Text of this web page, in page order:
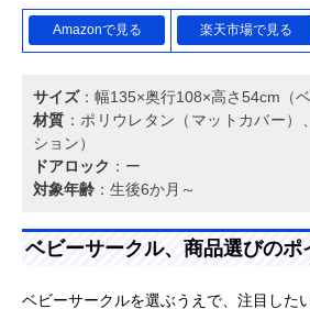
Amazonで見る 楽天市場で見る
サイズ：幅135×奥行108×高さ54cm（ベ
材質 ：ポリウレタン（マットカバー）
ション）
ドアロック ：ー
対象年齢 ：生後6か月～
ベビーサークル、商品選びのポ
ベビーサークルを選ぶうえで、注目した